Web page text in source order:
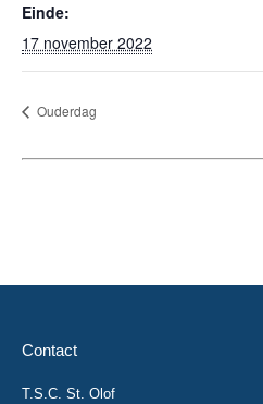
Einde:
17 november 2022
Ouderdag
Contact
T.S.C. St. Olof